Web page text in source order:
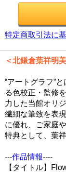
特定商取引法に
＜北鎌倉葉祥明
“アートグラフ”
る色校正・監修
力した当館オリ
繊細な筆致を表
に優れ、ご家庭
特典として、葉
---作品情報----
【タイトル】